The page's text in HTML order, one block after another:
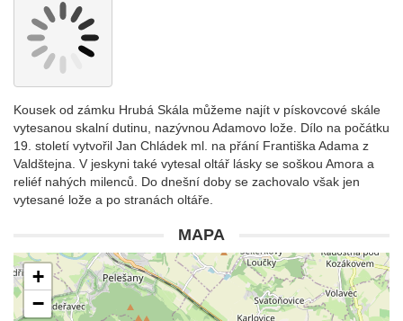
Kousek od zámku Hrubá Skála můžeme najít v pískovcové skále
vytesanou skalní dutinu, nazývnou Adamovo lože. Dílo na počátku
19. století vytvořil Jan Chládek ml. na přání Františka Adama z
Valdštejna. V jeskyni také vytesal oltář lásky se soškou Amora a
reliéf nahých milenců. Do dnešní doby se zachovalo však jen
vytesané lože a po stranách oltáře.
MAPA
+
−